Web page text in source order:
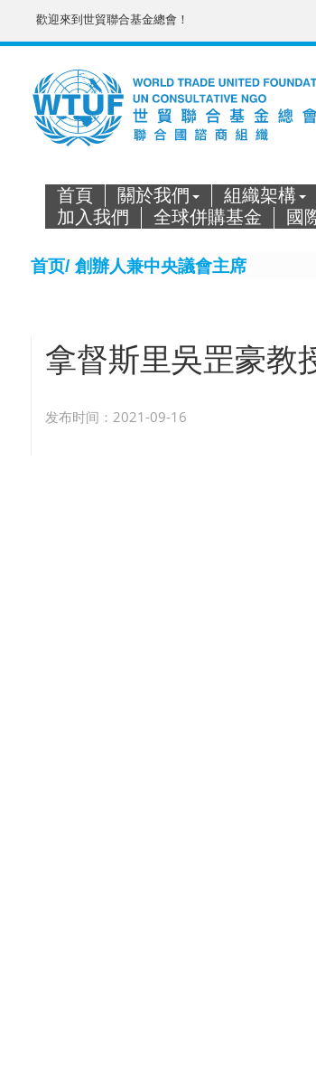
歡迎來到世貿聯合基金總會！
首頁 關於我們 組織架構
加入我們
全球併購基金 國
首页/ 創辦人兼中央議會主席
拿督斯里吳罡豪教
发布时间：2021-09-16